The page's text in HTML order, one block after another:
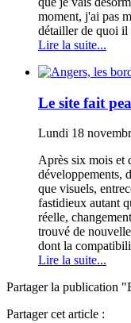
moment, j'ai pas
détailler de quoi il
Lire la suite...
Le site fait
Lundi 18
Après six mois et
développements,
que visuels,
fastidieux autant
réelle,
trouvé de
dont la
Lire la suite...
Partager la publication
Partager cet article :